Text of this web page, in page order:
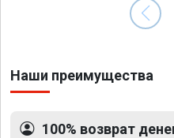
Наши преимущества
100% возврат